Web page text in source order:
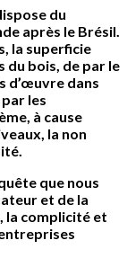
du
après le Brésil.
la superficie
du bois, de par le
d’œuvre dans
les
à cause
la non
que nous
et de la
la complicité et